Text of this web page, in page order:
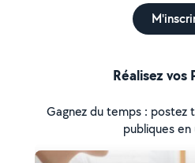
Réalisez vos
Gagnez du temps : postez
publiques en